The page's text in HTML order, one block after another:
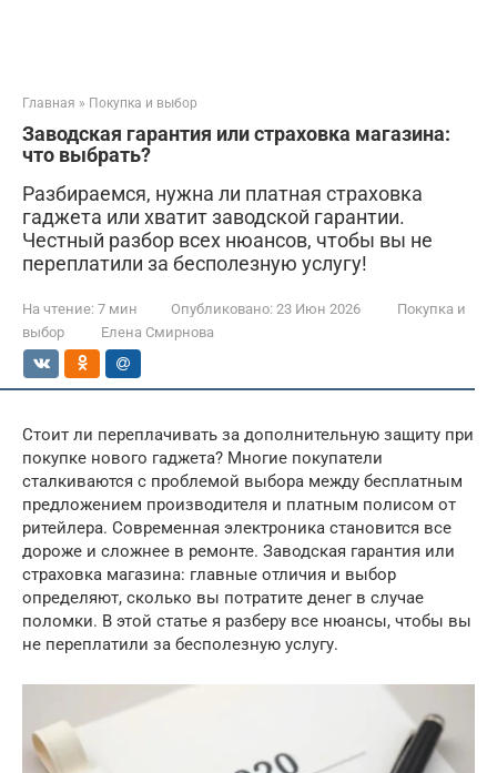
Главная » Покупка и выбор
Заводская гарантия или страховка магазина:
что выбрать?
Разбираемся, нужна ли платная страховка
гаджета или хватит заводской гарантии.
Честный разбор всех нюансов, чтобы вы не
переплатили за бесполезную услугу!
На чтение: 7 мин Опубликовано: 23 Июн 2026
Покупка и
выбор
Елена Смирнова
Стоит ли переплачивать за дополнительную защиту при
покупке нового гаджета? Многие покупатели
сталкиваются с проблемой выбора между бесплатным
предложением производителя и платным полисом от
ритейлера. Современная электроника становится все
дороже и сложнее в ремонте. Заводская гарантия или
страховка магазина: главные отличия и выбор
определяют, сколько вы потратите денег в случае
поломки. В этой статье я разберу все нюансы, чтобы вы
не переплатили за бесполезную услугу.